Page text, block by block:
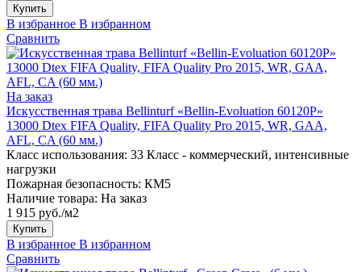
Купить
В избранное В избранном
Сравнить
На заказ
Искусственная трава Bellinturf «Bellin-Evoluation 60120P»
13000 Dtex FIFA Quality, FIFA Quality Pro 2015, WR, GAA,
AFL, CA (60 мм.)
Класс использования: 33 Класс - коммерческий, интенсивные
нагрузки
Пожарная безопасность: КМ5
Наличие товара: На заказ
1 915 руб./м2
Купить
В избранное В избранном
Сравнить